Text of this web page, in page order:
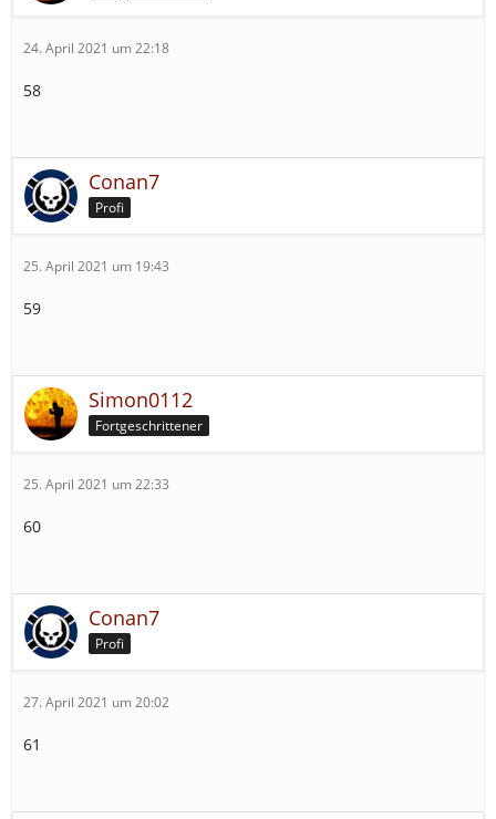
24. April 2021 um 22:18
58
Conan7
Profi
25. April 2021 um 19:43
59
Simon0112
Fortgeschrittener
25. April 2021 um 22:33
60
Conan7
Profi
27. April 2021 um 20:02
61